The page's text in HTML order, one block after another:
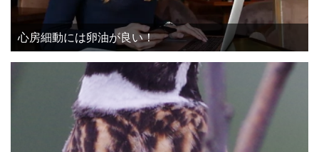
心房細動には卵油が良い！